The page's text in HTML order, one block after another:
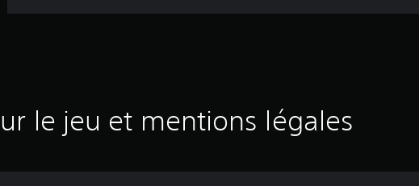
le jeu et mentions légales